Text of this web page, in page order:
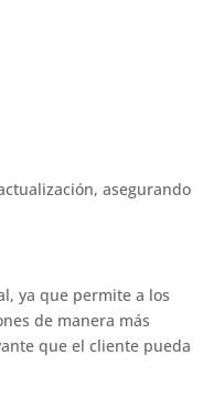
asegurando
ya que permite a los
de manera más
que el cliente pueda